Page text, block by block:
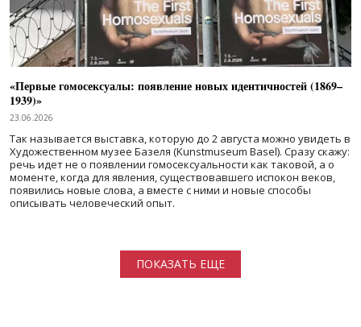
«Первые гомосексуалы: появление новых идентичностей (1869–
1939)»
23.06.2026
Так называется выставка, которую до 2 августа можно увидеть в
Художественном музее Базеля (Kunstmuseum Basel). Сразу скажу:
речь идет не о появлении гомосексуальности как таковой, а о
моменте, когда для явления, существовавшего испокон веков,
появились новые слова, а вместе с ними и новые способы
описывать человеческий опыт.
ПОКАЗАТЬ ЕЩЕ